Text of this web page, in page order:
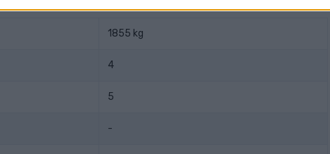
1855 kg
4
5
-